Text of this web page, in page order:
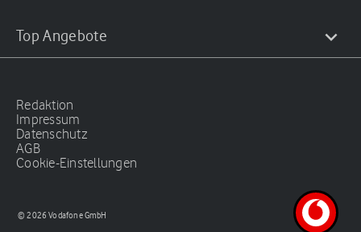
Top Angebote
Redaktion
Impressum
Datenschutz
AGB
Cookie-Einstellungen
© 2026 Vodafone GmbH